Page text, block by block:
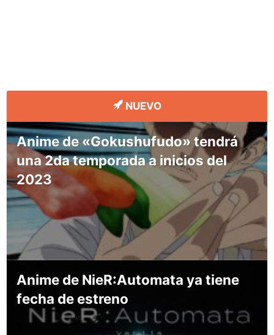
NUEVO
Anime de «Gokushufudo» tendrá
una 2da temporada a inicios del
2023
Anime de NieR:Automata ya tiene
fecha de estreno